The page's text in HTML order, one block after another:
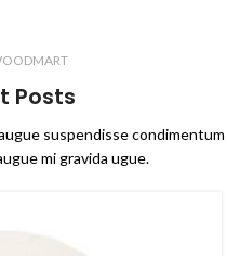
Posts
suspendisse condimentum
mi gravida ugue.